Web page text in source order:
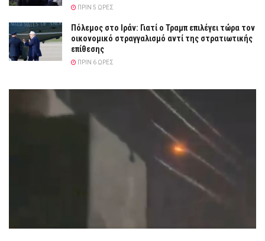
ΠΡΙΝ 5 ΏΡΕΣ
Πόλεμος στο Ιράν: Γιατί ο Τραμπ επιλέγει τώρα τον
οικονομικό στραγγαλισμό αντί της στρατιωτικής
επίθεσης
ΠΡΙΝ 6 ΏΡΕΣ